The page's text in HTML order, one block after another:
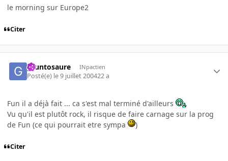
le morning sur Europe2
Citer
gruntosaure INpactien
Posté(e) le 9 juillet 200422 a
Fun il a déjà fait ... ca s'est mal terminé d'ailleurs
Vu qu'il est plutôt rock, il risque de faire carnage sur la prog
de Fun (ce qui pourrait etre sympa
)
Citer